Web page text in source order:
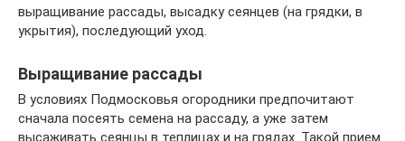
выращивание рассады, высадку сеянцев (на грядки, в
укрытия), последующий уход.
Выращивание рассады
В условиях Подмосковья огородники предпочитают
сначала посеять семена на рассаду, а уже затем
высаживать сеянцы в теплицах и на грядах. Такой прием